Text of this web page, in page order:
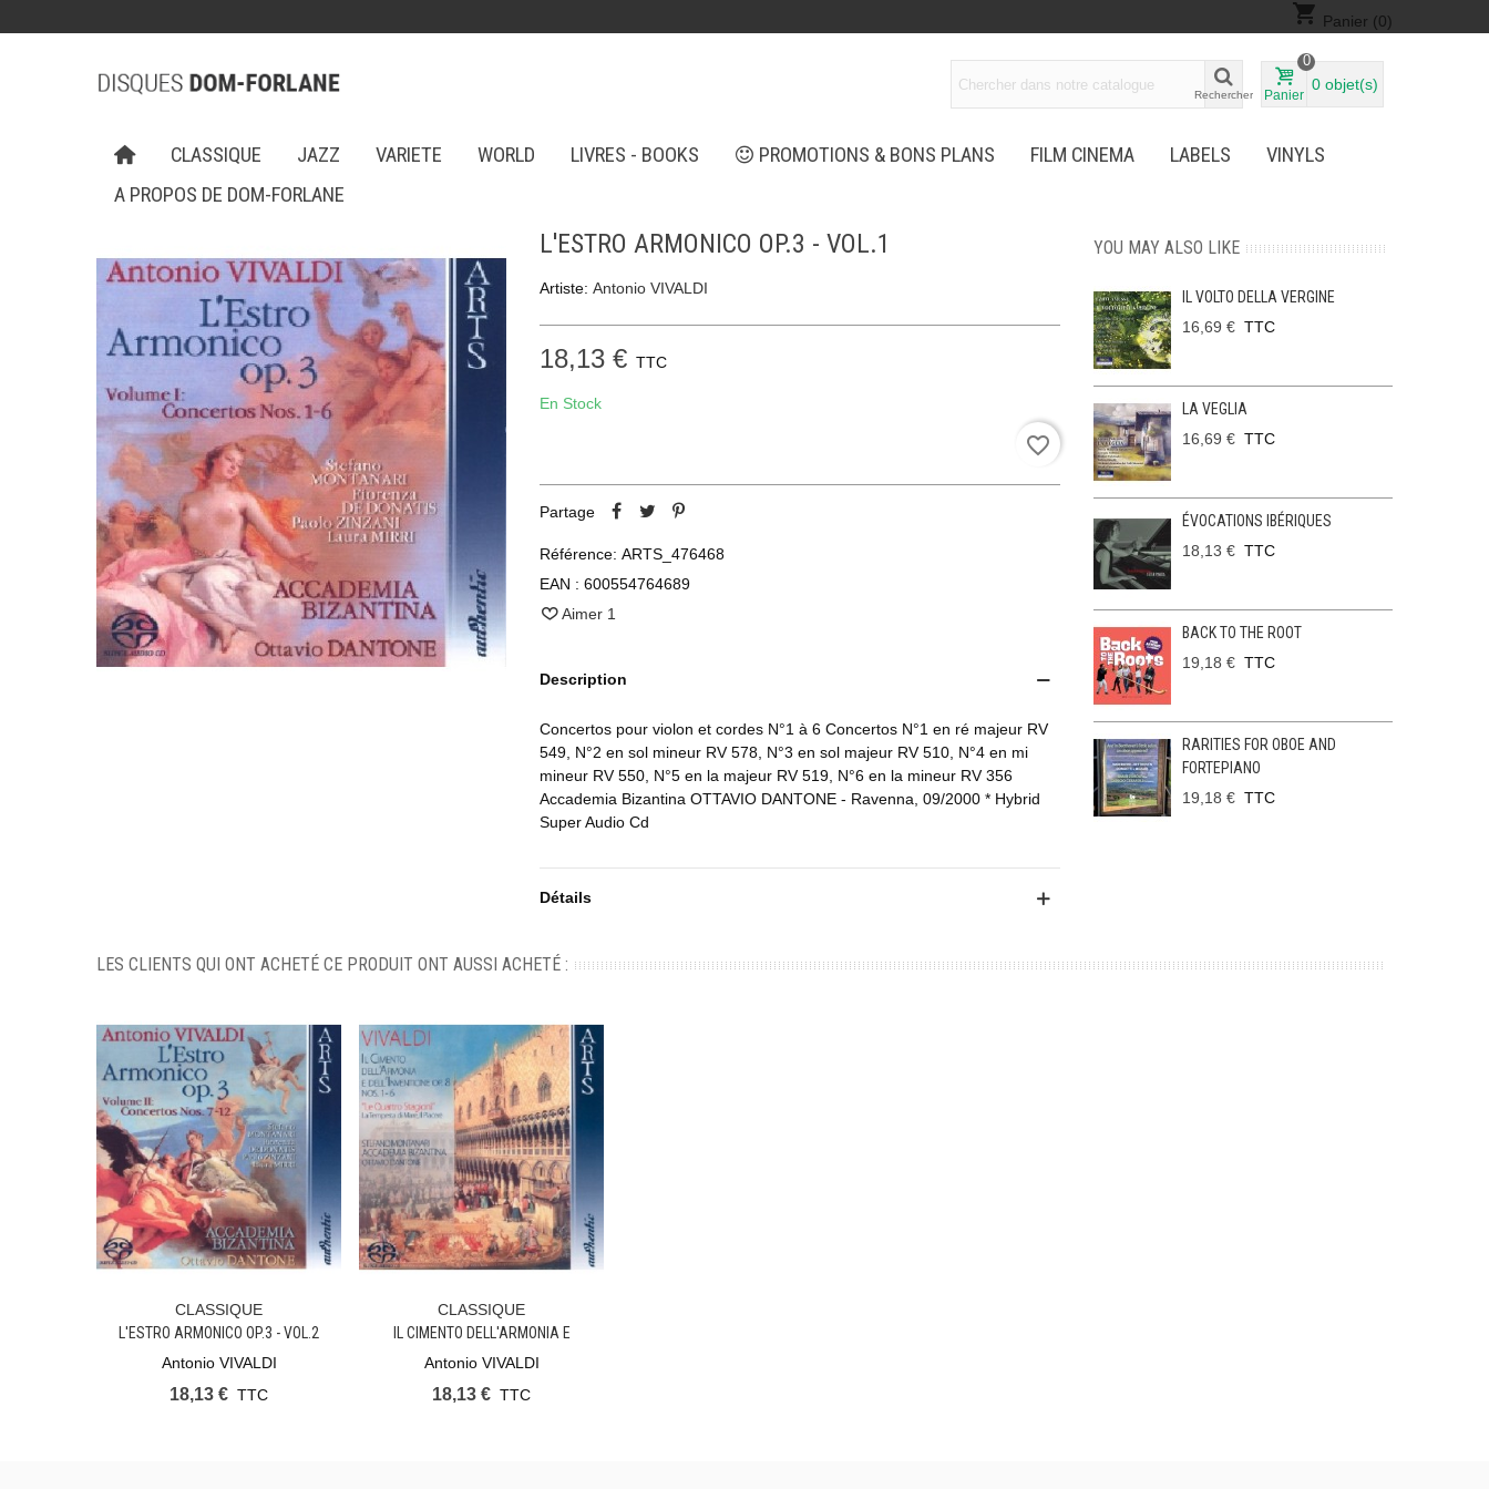
shopping_cart Panier (0)
Rechercher Panier
0
0 objet(s)
CLASSIQUE JAZZ VARIETE WORLD LIVRES - BOOKS PROMOTIONS & BONS PLANS FILM CINEMA LABELS
VINYLS
A PROPOS DE DOM-FORLANE
L'ESTRO ARMONICO OP.3 - VOL.1
Artiste: Antonio VIVALDI
18,13 € TTC
En Stock
favorite_border
Partage
Référence: ARTS_476468
EAN : 600554764689
Aimer 1
Description
Concertos pour violon et cordes N°1 à 6 Concertos N°1 en ré majeur RV
549, N°2 en sol mineur RV 578, N°3 en sol majeur RV 510, N°4 en mi
mineur RV 550, N°5 en la majeur RV 519, N°6 en la mineur RV 356
Accademia Bizantina OTTAVIO DANTONE - Ravenna, 09/2000 * Hybrid
Super Audio Cd
Détails
YOU MAY ALSO LIKE
IL VOLTO DELLA VERGINE
16,69 € TTC
LA VEGLIA
16,69 € TTC
ÉVOCATIONS IBÉRIQUES
18,13 € TTC
BACK TO THE ROOT
19,18 € TTC
RARITIES FOR OBOE AND
FORTEPIANO
19,18 € TTC
LES CLIENTS QUI ONT ACHETÉ CE PRODUIT ONT AUSSI ACHETÉ :
Aimer
CLASSIQUE
L'ESTRO ARMONICO OP.3 - VOL.2
Antonio VIVALDI
18,13 € TTC
Aimer
CLASSIQUE
IL CIMENTO DELL'ARMONIA E
Antonio VIVALDI
18,13 € TTC